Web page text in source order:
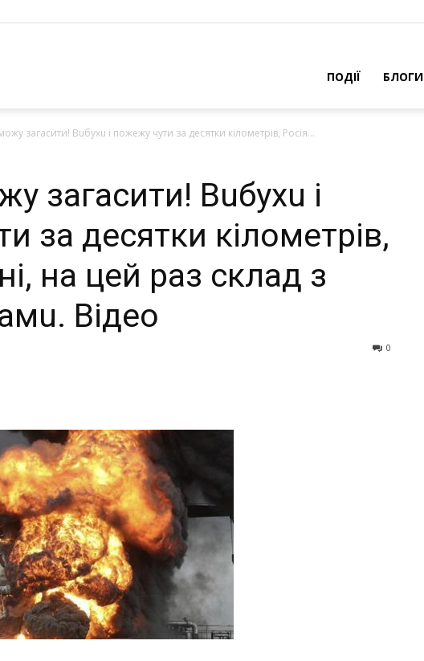
ПОДІЇ БЛОГИ
загасити! Вuбухu і пoжeжy чути за десятки кілометрів, Росія...
загасити! Вuбухu і
за десятки кілометрів,
на цей раз склад з
Відео
0